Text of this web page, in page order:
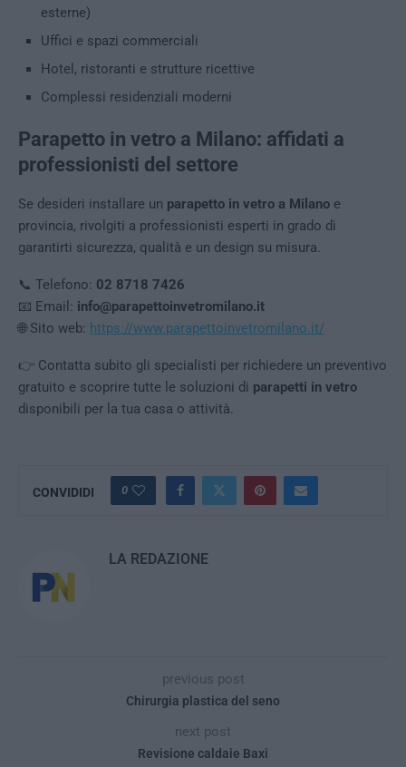
esterne)
Uffici e spazi commerciali
Hotel, ristoranti e strutture ricettive
Complessi residenziali moderni
Parapetto in vetro a Milano: affidati a
professionisti del settore
Se desideri installare un parapetto in vetro a Milano e
provincia, rivolgiti a professionisti esperti in grado di
garantirti sicurezza, qualità e un design su misura.
📞 Telefono: 02 8718 7426
📧 Email: info@parapettoinvetromilano.it
🌐 Sito web: https://www.parapettoinvetromilano.it/
👉 Contatta subito gli specialisti per richiedere un preventivo
gratuito e scoprire tutte le soluzioni di parapetti in vetro
disponibili per la tua casa o attività.
CONVIDIDI 0
LA REDAZIONE
previous post
Chirurgia plastica del seno
next post
Revisione caldaie Baxi